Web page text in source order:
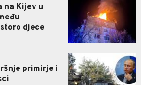
na Kijev u
djece
primirje i
0